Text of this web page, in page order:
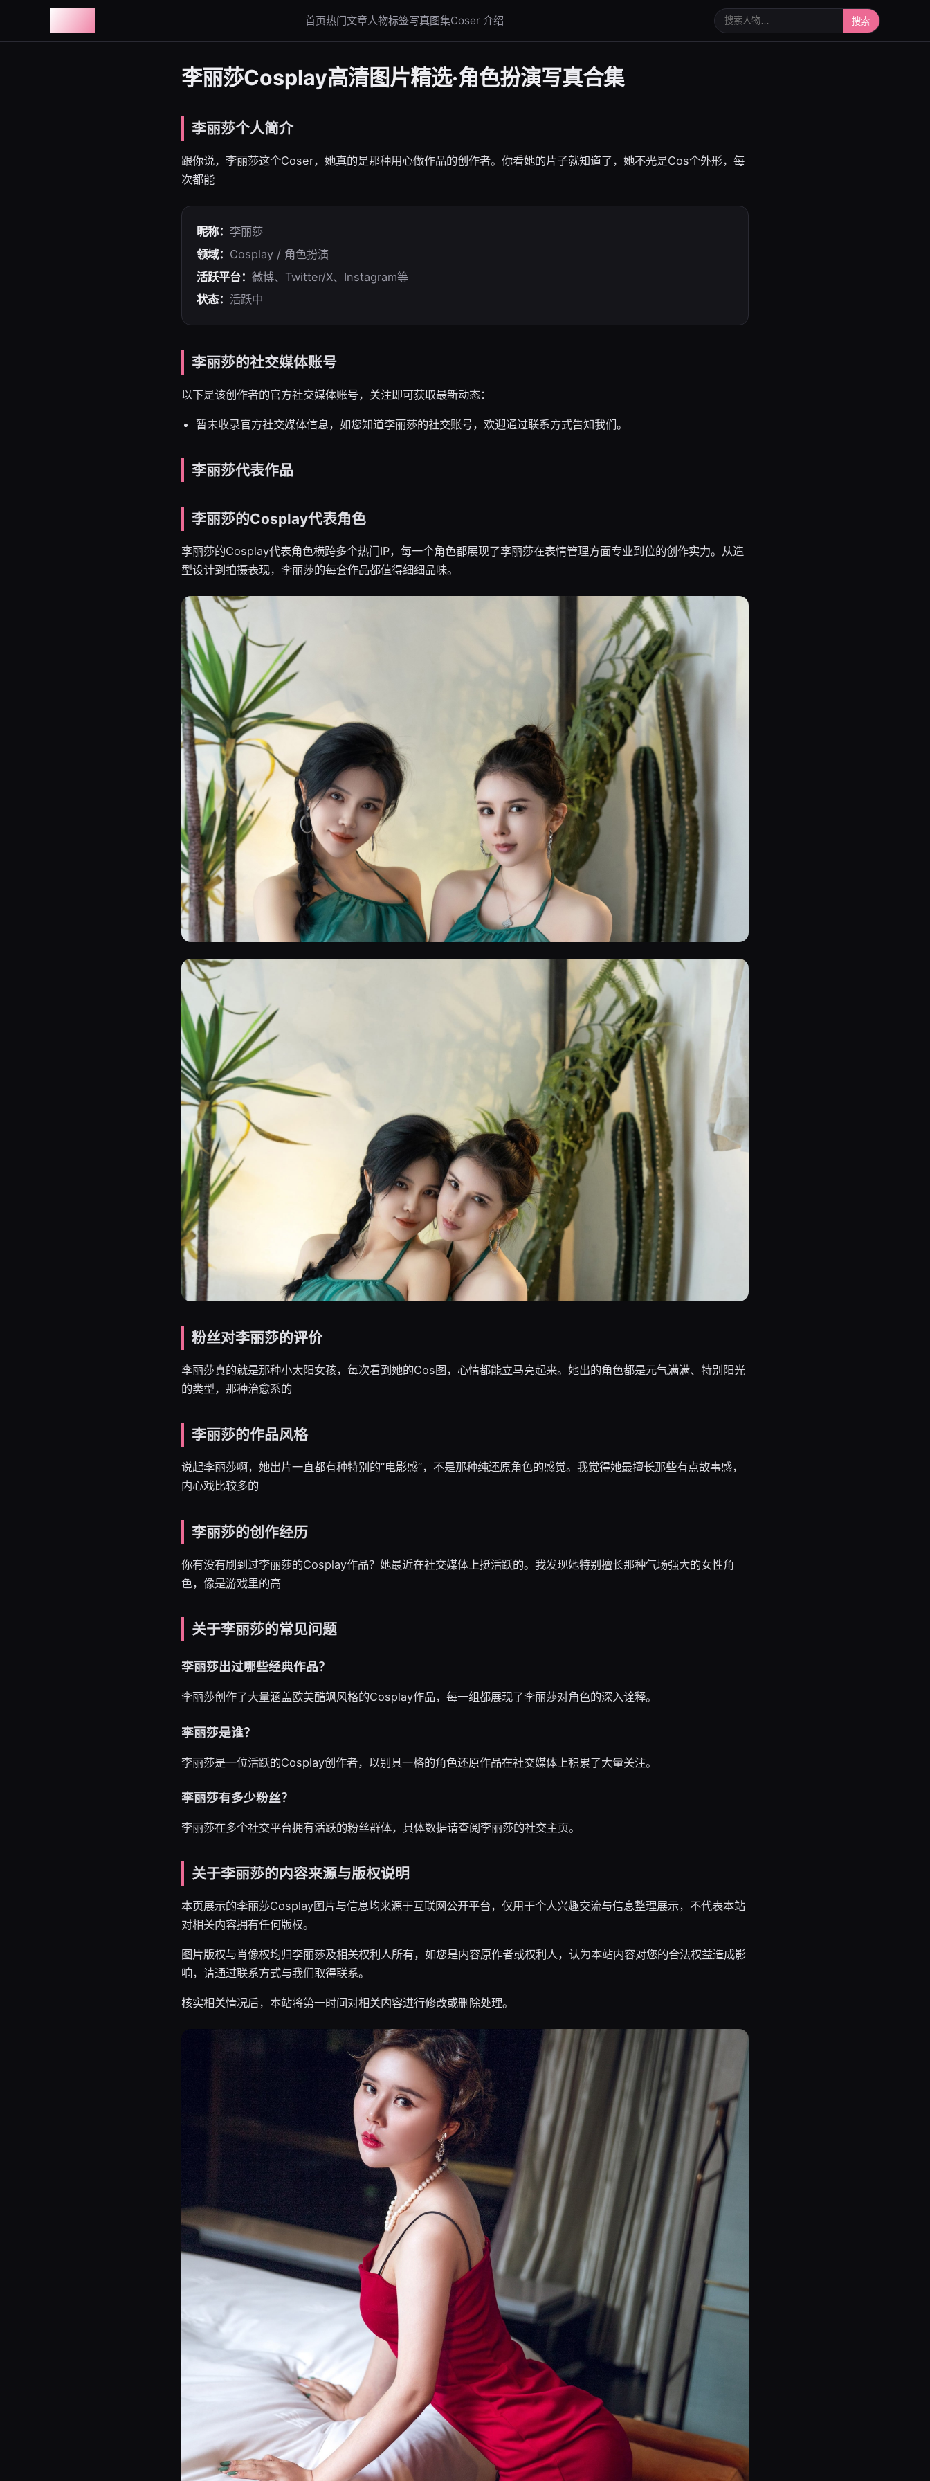
首页热门文章人物标签写真图集Coser 介绍 搜索人物或写真 搜索
李丽莎Cosplay高清图片精选·角色扮演写真合集
李丽莎个人简介
跟你说，李丽莎这个Coser，她真的是那种用心做作品的创作者。你看她的片子就知道了，她不光是Cos个外形，每
次都能
昵称： 李丽莎
领域： Cosplay / 角色扮演
活跃平台： 微博、Twitter/X、Instagram等
状态： 活跃中
李丽莎的社交媒体账号
以下是该创作者的官方社交媒体账号，关注即可获取最新动态：
暂未收录官方社交媒体信息，如您知道李丽莎的社交账号，欢迎通过联系方式告知我们。
李丽莎代表作品
李丽莎的Cosplay代表角色
李丽莎的Cosplay代表角色横跨多个热门IP，每一个角色都展现了李丽莎在表情管理方面专业到位的创作实力。从造
型设计到拍摄表现，李丽莎的每套作品都值得细细品味。
粉丝对李丽莎的评价
李丽莎真的就是那种小太阳女孩，每次看到她的Cos图，心情都能立马亮起来。她出的角色都是元气满满、特别阳光
的类型，那种治愈系的
李丽莎的作品风格
说起李丽莎啊，她出片一直都有种特别的“电影感”，不是那种纯还原角色的感觉。我觉得她最擅长那些有点故事感，
内心戏比较多的
李丽莎的创作经历
你有没有刷到过李丽莎的Cosplay作品？她最近在社交媒体上挺活跃的。我发现她特别擅长那种气场强大的女性角
色，像是游戏里的高
关于李丽莎的常见问题
李丽莎出过哪些经典作品？
李丽莎创作了大量涵盖欧美酷飒风格的Cosplay作品，每一组都展现了李丽莎对角色的深入诠释。
李丽莎是谁？
李丽莎是一位活跃的Cosplay创作者，以别具一格的角色还原作品在社交媒体上积累了大量关注。
李丽莎有多少粉丝？
李丽莎在多个社交平台拥有活跃的粉丝群体，具体数据请查阅李丽莎的社交主页。
关于李丽莎的内容来源与版权说明
本页展示的李丽莎Cosplay图片与信息均来源于互联网公开平台，仅用于个人兴趣交流与信息整理展示，不代表本站
对相关内容拥有任何版权。
图片版权与肖像权均归李丽莎及相关权利人所有，如您是内容原作者或权利人，认为本站内容对您的合法权益造成影
响，请通过联系方式与我们取得联系。
核实相关情况后，本站将第一时间对相关内容进行修改或删除处理。